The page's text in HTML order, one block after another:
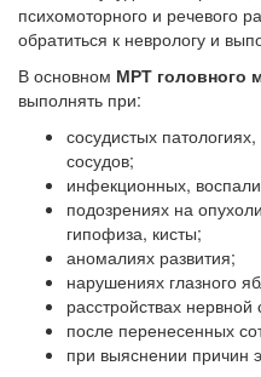
психомоторного и речевого
обратиться к неврологу и
В основном МРТ головного
выполнять при:
сосудистых
сосудов;
инфекционных,
подозрениях на
гипофиза, кисты;
аномалиях развития;
нарушениях глазного
расстройствах
после перенесенных
при выяснении причин